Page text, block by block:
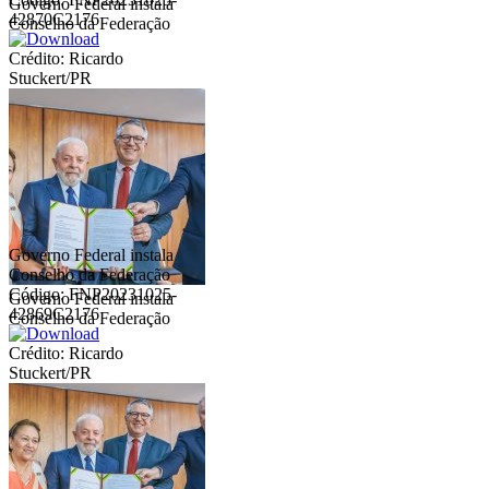
Conselho da Federação
42870C2176
Crédito: Ricardo
Stuckert/PR
Governo Federal instala
Conselho da Federação
Governo Federal instala
Conselho da Federação
Código: FNP20231025-
42869C2176
Crédito: Ricardo
Stuckert/PR